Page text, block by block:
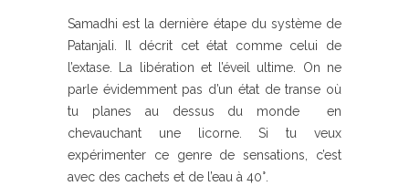
Samadhi est la dernière étape du système de
Patanjali. Il décrit cet état comme celui de
l’extase. La libération et l’éveil ultime. On ne
parle évidemment pas d’un état de transe où
tu planes au dessus du monde en
chevauchant une licorne. Si tu veux
expérimenter ce genre de sensations, c’est
avec des cachets et de l’eau à 40°.